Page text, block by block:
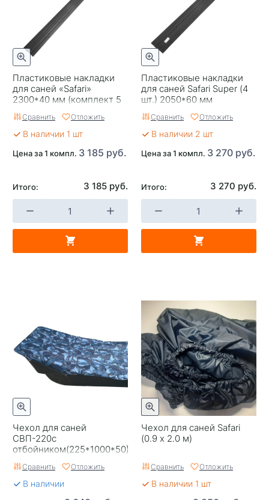
Пластиковые накладки
для саней «Safari»
2300*40 мм (комплект 5
шт.)
Сравнить Отложить
В наличии 1 шт
Цена за 1 компл. 3 185 руб.
Итого: 3 185 руб.
Пластиковые накладки
для саней Safari Super (4
шт.) 2050*60 мм
Сравнить Отложить
В наличии 2 шт
Цена за 1 компл. 3 270 руб.
Итого: 3 270 руб.
Чехол для саней
СВП-220с
отбойником(225*1000*50)
Сравнить Отложить
В наличии
Чехол для саней Safari
(0.9 х 2.0 м)
Сравнить Отложить
В наличии 1 шт